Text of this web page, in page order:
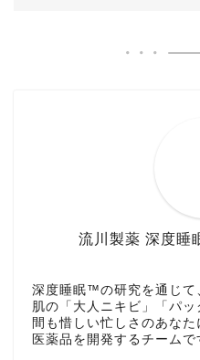
流川製薬 深度睡
深度睡眠™の研究を通じて
肌の「大人ニキビ」「パ
間も惜しい忙しさのあな
医薬品を開発するチームで